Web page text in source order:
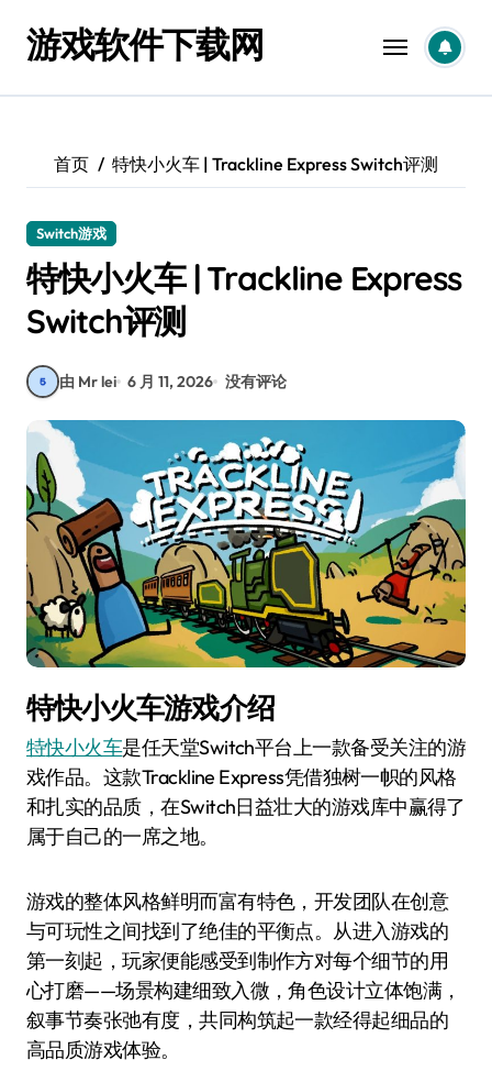
游戏软件下载网
首页 特快小火车 | Trackline Express Switch评测
Switch游戏
特快小火车 | Trackline Express
Switch评测
由 Mr lei 6 月 11, 2026 没有评论
特快小火车游戏介绍
特快小火车是任天堂Switch平台上一款备受关注的游
戏作品。这款Trackline Express凭借独树一帜的风格
和扎实的品质，在Switch日益壮大的游戏库中赢得了
属于自己的一席之地。
游戏的整体风格鲜明而富有特色，开发团队在创意
与可玩性之间找到了绝佳的平衡点。从进入游戏的
第一刻起，玩家便能感受到制作方对每个细节的用
心打磨——场景构建细致入微，角色设计立体饱满，
叙事节奏张弛有度，共同构筑起一款经得起细品的
高品质游戏体验。